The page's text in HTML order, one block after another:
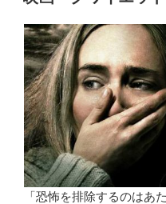
日:
「恐怖を排除するのはあ